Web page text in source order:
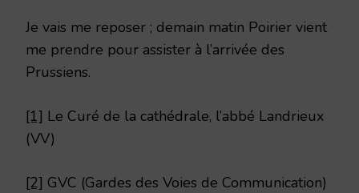
Je vais me reposer ; demain matin Poirier vient
me prendre pour assister à l’arrivée des
Prussiens.
[1] Le Curé de la cathédrale, l’abbé Landrieux
(VV)
[2] GVC (Gardes des Voies de Communication)